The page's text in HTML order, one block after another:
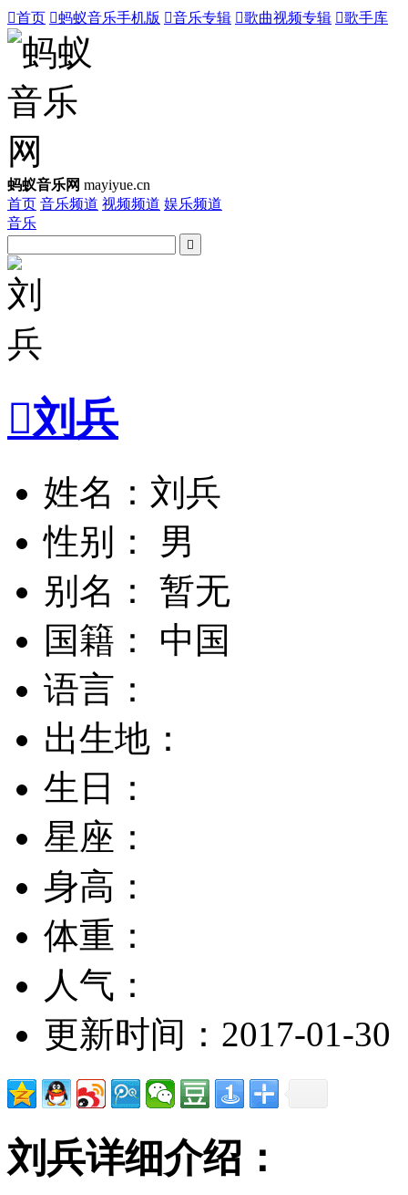
首页 蚂蚁音乐手机版 音乐专辑 歌曲视频专辑 歌手库
蚂蚁音乐网 mayiyue.cn
首页 音乐频道 视频频道 娱乐频道
音乐

刘兵
姓名：刘兵
性别： 男
别名： 暂无
国籍： 中国
语言：
出生地：
生日：
星座：
身高：
体重：
人气：
更新时间：2017-01-30
刘兵详细介绍：